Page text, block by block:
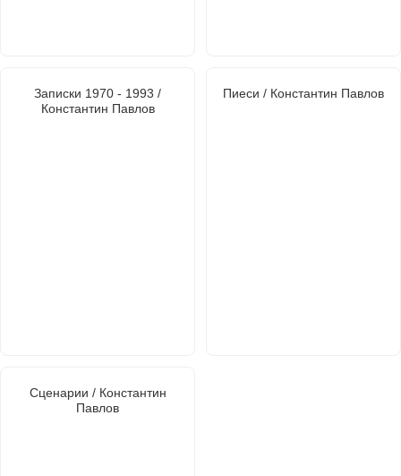
Записки 1970 - 1993 /
Константин Павлов
Пиеси / Константин Павлов
Сценарии / Константин
Павлов